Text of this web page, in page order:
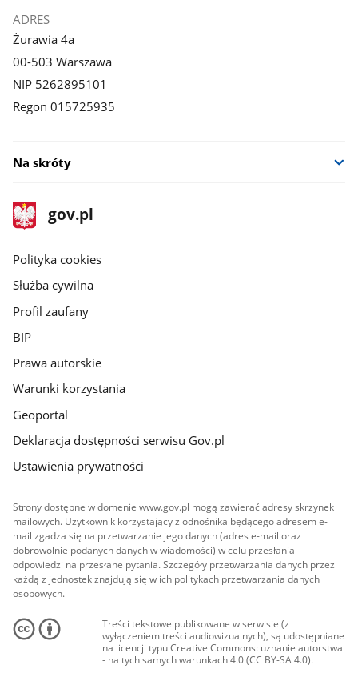
ADRES
Żurawia 4a
00-503 Warszawa
NIP 5262895101
Regon 015725935
Na skróty
stopka
gov.pl
Strona
gov.pl
gov.pl
Polityka cookies
Służba cywilna
Profil zaufany
BIP
Prawa autorskie
Warunki korzystania
Geoportal
Deklaracja dostępności serwisu Gov.pl
Ustawienia prywatności
Strony dostępne w domenie www.gov.pl mogą zawierać adresy skrzynek
mailowych. Użytkownik korzystający z odnośnika będącego adresem e-
mail zgadza się na przetwarzanie jego danych (adres e-mail oraz
dobrowolnie podanych danych w wiadomości) w celu przesłania
odpowiedzi na przesłane pytania. Szczegóły przetwarzania danych przez
każdą z jednostek znajdują się w ich politykach przetwarzania danych
osobowych.
Treści tekstowe publikowane w serwisie (z
wyłączeniem treści audiowizualnych), są udostępniane
na licencji typu Creative Commons: uznanie autorstwa
- na tych samych warunkach 4.0 (CC BY-SA 4.0).
Materiały audiowizualne, w tym zdjęcia, materiały